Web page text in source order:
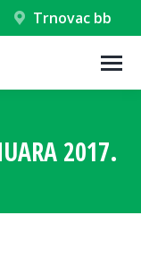
Trnovac bb
2017.